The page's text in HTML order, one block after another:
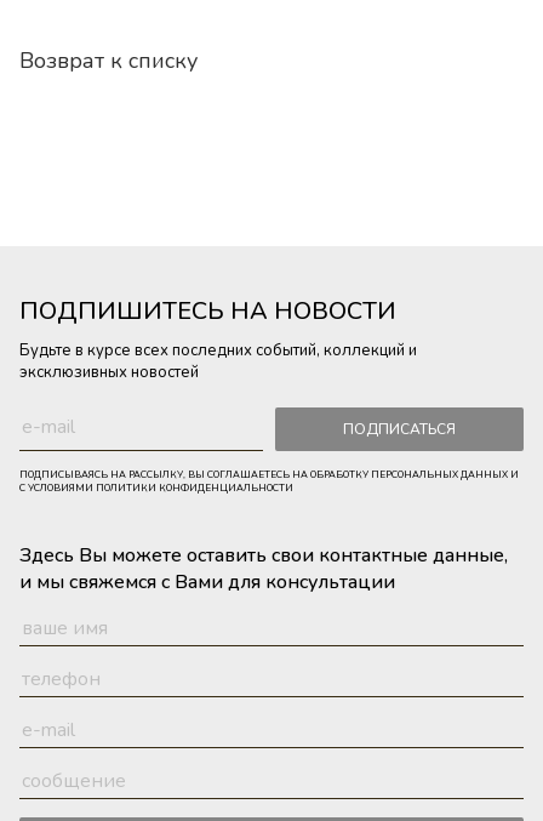
Возврат к списку
ПОДПИШИТЕСЬ НА НОВОСТИ
Будьте в курсе всех последних событий, коллекций и
эксклюзивных новостей
ПОДПИСАТЬСЯ
ПОДПИСЫВАЯСЬ НА РАССЫЛКУ, ВЫ СОГЛАШАЕТЕСЬ НА ОБРАБОТКУ ПЕРСОНАЛЬНЫХ ДАННЫХ И
С УСЛОВИЯМИ ПОЛИТИКИ КОНФИДЕНЦИАЛЬНОСТИ
Здесь Вы можете оставить свои контактные данные,
и мы свяжемся с Вами для консультации